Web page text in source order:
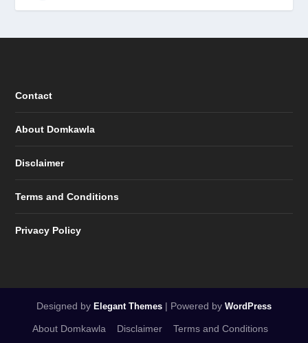
Contact
About Domkawla
Disclaimer
Terms and Conditions
Privacy Policy
Designed by Elegant Themes | Powered by WordPress
About Domkawla Disclaimer Terms and Conditions